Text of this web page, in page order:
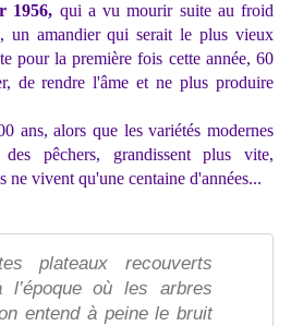
1956, qui a vu mourir suite au froid
un amandier qui serait le plus vieux
pour la première fois cette année, 60
de rendre l'âme et ne plus produire
ans, alors que les variétés modernes
pêchers, grandissent plus vite,
ne vivent qu'une centaine d'années...
plateaux recouverts
l’époque où les arbres
entend à peine le bruit